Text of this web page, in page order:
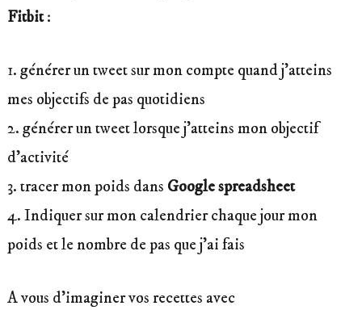
Fitbit:
1. générer un tweet sur mon compte quand j’atteins
mes objectifs de pas quotidiens
2. générer un tweet lorsque j’atteins mon objectif
d’activité
3. tracer mon poids dans Google spreadsheet
4. Indiquer sur mon calendrier chaque jour mon
poids et le nombre de pas que j’ai fais
A vous d’imaginer vos recettes avec